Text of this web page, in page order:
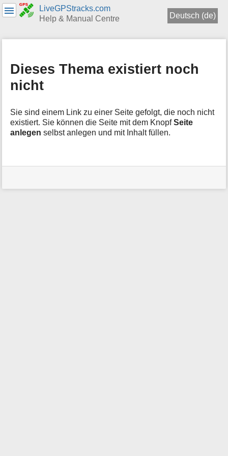
LiveGPStracks.com
Help & Manual Centre
Deutsch (de)
Dieses Thema existiert noch
nicht
Sie sind einem Link zu einer Seite gefolgt, die noch nicht
existiert. Sie können die Seite mit dem KnopfSeite
anlegen selbst anlegen und mit Inhalt füllen.